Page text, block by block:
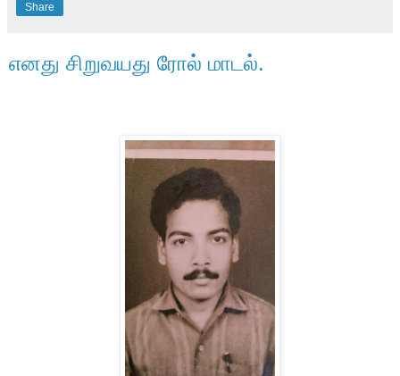
Share
எனது சிறுவயது ரோல் மாடல்.